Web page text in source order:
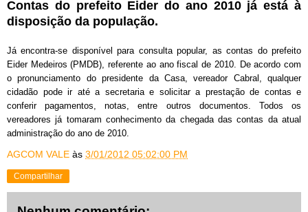
Contas do prefeito Eider do ano 2010 já está à
disposição da população.
Já encontra-se disponível para consulta popular, as contas do prefeito
Eider Medeiros (PMDB), referente ao ano fiscal de 2010. De acordo com
o pronunciamento do presidente da Casa, vereador Cabral, qualquer
cidadão pode ir até a secretaria e solicitar a prestação de contas e
conferir pagamentos, notas, entre outros documentos. Todos os
vereadores já tomaram conhecimento da chegada das contas da atual
administração do ano de 2010.
AGCOM VALE às 3/01/2012 05:02:00 PM
Compartilhar